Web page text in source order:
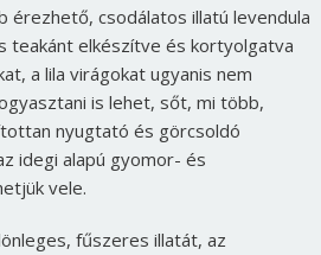
érezhető, csodálatos illatú levendula
teakánt elkészítve és kortyolgatva
a lila virágokat ugyanis nem
is lehet, sőt, mi több,
nyugtató és görcsoldó
idegi alapú gyomor- és
vele.
fűszeres illatát, az